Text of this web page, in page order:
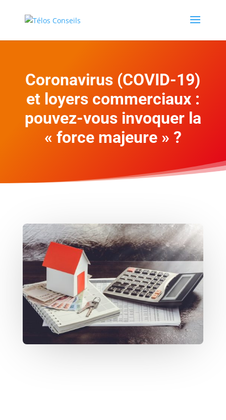
Coronavirus (COVID-19)
et loyers commerciaux :
pouvez-vous invoquer la
« force majeure » ?